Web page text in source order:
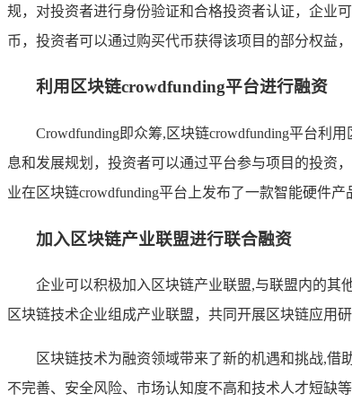
规，对投资者进行身份验证和合格投资者认证，企业
币，投资者可以通过购买代币获得该项目的部分权益，
利用区块链crowdfunding平台进行融资
Crowdfunding即众筹,区块链crowdfunding平台利
息和发展规划，投资者可以通过平台参与项目的投资
业在区块链crowdfunding平台上发布了一款智能硬件
加入区块链产业联盟进行联合融资
企业可以积极加入区块链产业联盟,与联盟内的其
区块链技术企业组成产业联盟，共同开展区块链应用
区块链技术为融资领域带来了新的机遇和挑战,
不完善、安全风险、市场认知度不高和技术人才短缺